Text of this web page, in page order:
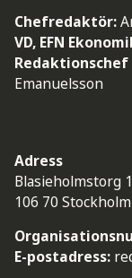
Chefredaktör:
VD, EFN
Emanuelsson
Adress
Blasieholmstorg
106 70 Stockholm
E-postadress: